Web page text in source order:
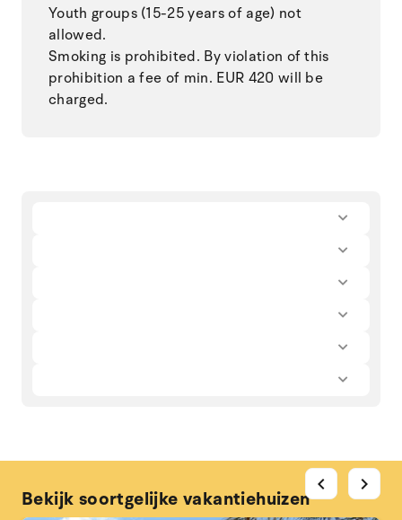
Youth groups (15-25 years of age) not
allowed.
Smoking is prohibited. By violation of this
prohibition a fee of min. EUR 420 will be
charged.
Bekijk soortgelijke vakantiehuizen
chevron_left chevron_right